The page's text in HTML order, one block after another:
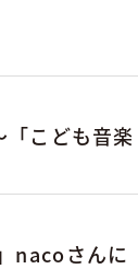
こども音楽
nacoさんに